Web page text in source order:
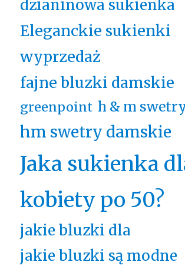
dzianinowa sukienka
Eleganckie sukienki
wyprzedaż
fajne bluzki damskie
greenpoint h & m
hm swetry damskie
Jaka sukienka
kobiety po 50?
jakie bluzki dla
jakie bluzki są modne